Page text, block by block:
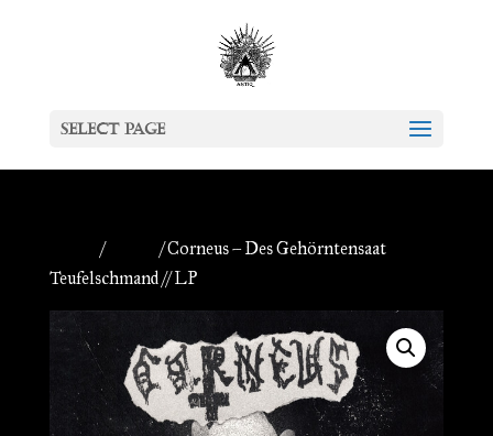
Select Page
/
/ Corneus – Des Gehörntensaat
Teufelschmand // LP